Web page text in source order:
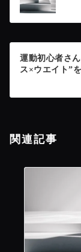
稿
ナ
ビ
ー
運動初心者さ
ス×ウエイト”
関連記事